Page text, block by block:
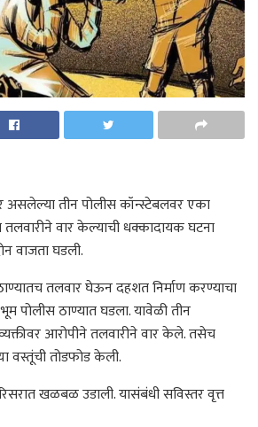
असलेल्या तीन पोलीस कॉन्स्टेबलवर एका
वार केल्याची धक्कादायक घटना
वाजता घडली.
तलवार घेऊन दहशत निर्माण करण्याचा
भूम पोलीस ठाण्यात घडला. यावेळी तीन
आरोपीने तलवारीने वार केले. तसेच
वस्तूंची तोडफोड केली.
खळबळ उडाली. यासंबंधी सविस्तर वृत्त